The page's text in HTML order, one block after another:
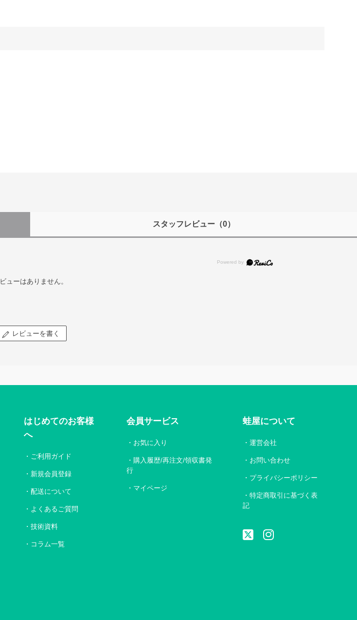
スタッフレビュー（0）
ューはありません。
レビューを書く
はじめてのお客様
へ
ご利用ガイド
新規会員登録
配送について
よくあるご質問
技術資料
コラム一覧
会員サービス
お気に入り
購入履歴/再注文/領収書発
行
マイページ
蛙屋について
運営会社
お問い合わせ
プライバシーポリシー
特定商取引に基づく表
記